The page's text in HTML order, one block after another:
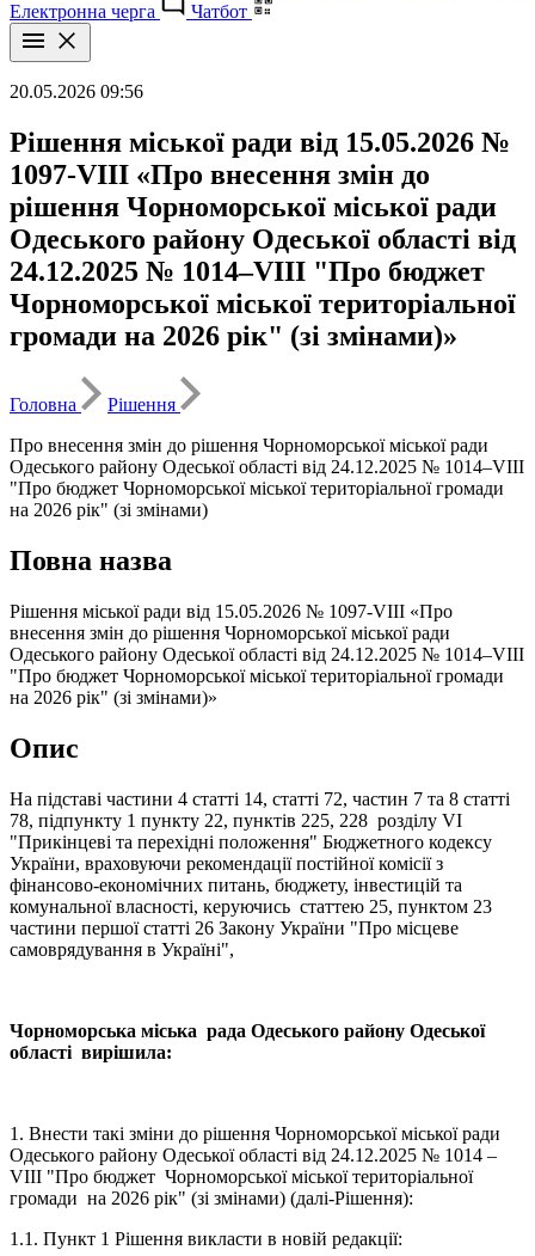
Електронна черга
Чатбот
20.05.2026 09:56
Рішення міської ради від 15.05.2026 №
1097-VIII «Про внесення змін до
рішення Чорноморської міської ради
Одеського району Одеської області від
24.12.2025 № 1014–VІII "Про бюджет
Чорноморської міської територіальної
громади на 2026 рік" (зі змінами)»
Головна
Рішення
Про внесення змін до рішення Чорноморської міської ради
Одеського району Одеської області від 24.12.2025 № 1014–VІII
"Про бюджет Чорноморської міської територіальної громади
на 2026 рік" (зі змінами)
Повна назва
Рішення міської ради від 15.05.2026 № 1097-VIII «Про
внесення змін до рішення Чорноморської міської ради
Одеського району Одеської області від 24.12.2025 № 1014–VІII
"Про бюджет Чорноморської міської територіальної громади
на 2026 рік" (зі змінами)»
Опис
На підставі частини 4 статті 14, статті 72, частин 7 та 8 статті
78, підпункту 1 пункту 22, пунктів 225, 228 розділу VI
"Прикінцеві та перехідні положення" Бюджетного кодексу
України, враховуючи рекомендації постійної комісії з
фінансово-економічних питань, бюджету, інвестицій та
комунальної власності, керуючись статтею 25, пунктом 23
частини першої статті 26 Закону України "Про місцеве
самоврядування в Україні",
Чорноморська міська рада Одеського району Одеської
області вирішила:
1. Внести такі зміни до рішення Чорноморської міської ради
Одеського району Одеської області від 24.12.2025 № 1014 –
VІII "Про бюджет Чорноморської міської територіальної
громади на 2026 рік" (зі змінами) (далі-Рішення):
1.1. Пункт 1 Рішення викласти в новій редакції: